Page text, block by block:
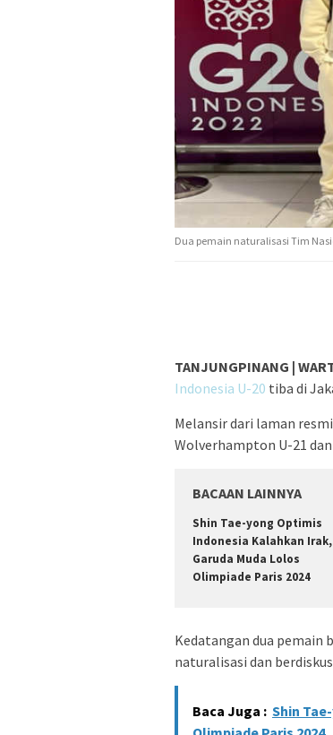
Dua pemain naturalisasi Tim
TANJUNGPINANG |
Indonesia U-20 tiba di
Melansir dari laman
Wolverhampton U-21 dan
BACAAN LAINNYA
Shin Tae-yong Optimis
Indonesia Kalahkan Irak,
Garuda Muda Lolos
Olimpiade Paris 2024
Kedatangan dua pemain
naturalisasi dan
Baca Juga : Shin